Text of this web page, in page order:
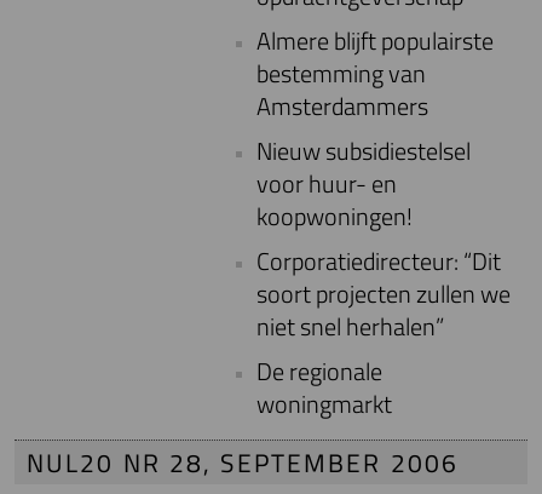
Almere blijft populairste
bestemming van
Amsterdammers
Nieuw subsidiestelsel
voor huur- en
koopwoningen!
Corporatiedirecteur: “Dit
soort projecten zullen we
niet snel herhalen”
De regionale
woningmarkt
NUL20 NR 28, SEPTEMBER 2006